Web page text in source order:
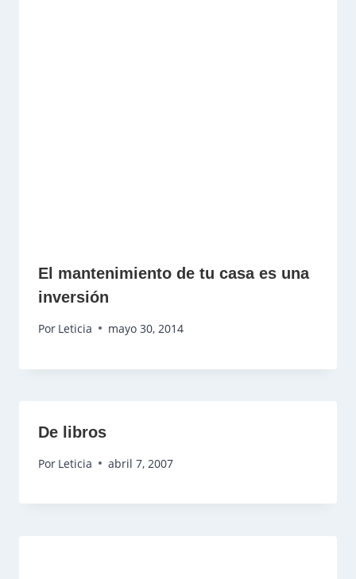
El mantenimiento de tu casa es una
inversión
Por Leticia mayo 30, 2014
De libros
Por Leticia abril 7, 2007